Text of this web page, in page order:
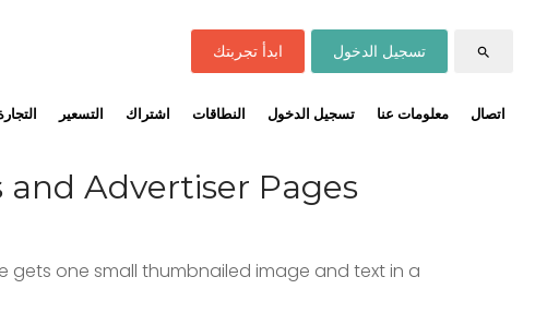
التسعير اشتراك النطاقات تسجيل الدخول معلومات عنا اتصال
ابدأ تجربتك تسجيل الدخول search
and Advertiser Pages
gets one small thumbnailed image and text in a